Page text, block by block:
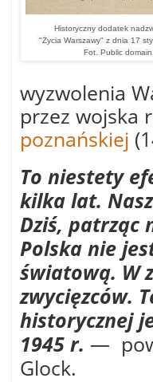
Historyczny dodatek
"Życia Warszawy" z dnia 17
Fot. Public domain
wyzwolenia
przez wojska
poznańskiej
To niestety
kilka lat.
Dziś, patrząc
Polska nie
światową. W
zwycięzców.
historycznej
1945 r. —
Glock.